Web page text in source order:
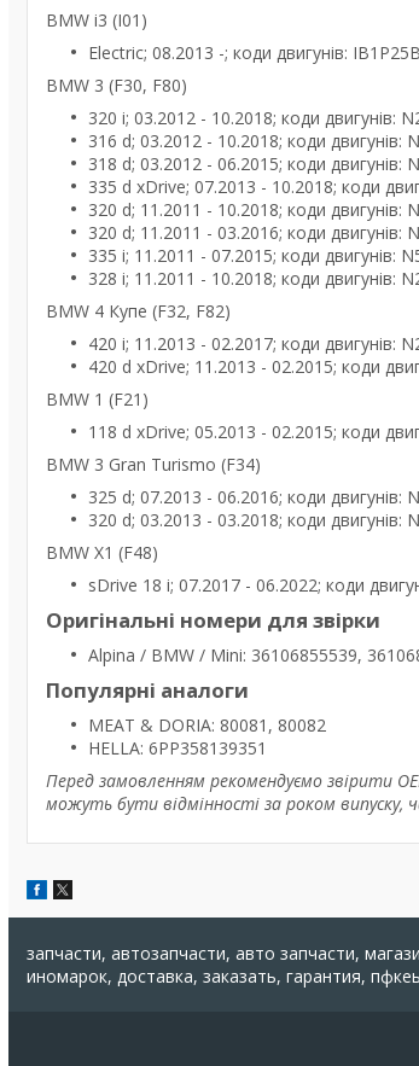
BMW i3 (I01)
Electric; 08.2013 -; коди двигунів: IB1P25B
BMW 3 (F30, F80)
320 i; 03.2012 - 10.2018; коди двигунів:
316 d; 03.2012 - 10.2018; коди двигунів:
318 d; 03.2012 - 06.2015; коди двигунів:
335 d xDrive; 07.2013 - 10.2018; коди
320 d; 11.2011 - 10.2018; коди двигунів:
320 d; 11.2011 - 03.2016; коди двигунів:
335 i; 11.2011 - 07.2015; коди двигунів:
328 i; 11.2011 - 10.2018; коди двигунів:
BMW 4 Купе (F32, F82)
420 i; 11.2013 - 02.2017; коди двигунів:
420 d xDrive; 11.2013 - 02.2015; коди
BMW 1 (F21)
118 d xDrive; 05.2013 - 02.2015; коди
BMW 3 Gran Turismo (F34)
325 d; 07.2013 - 06.2016; коди двигунів:
320 d; 03.2013 - 03.2018; коди двигунів:
BMW X1 (F48)
sDrive 18 i; 07.2017 - 06.2022; коди
Оригінальні номери для звірки
Alpina / BMW / Mini: 36106855539,
Популярні аналоги
MEAT & DORIA: 80081, 80082
HELLA: 6PP358139351
Перед замовленням рекомендуємо звірити
можуть бути відмінності за роком
запчасти, автозапчасти, авто запчасти,
иномарок, доставка, заказать, гарантия,